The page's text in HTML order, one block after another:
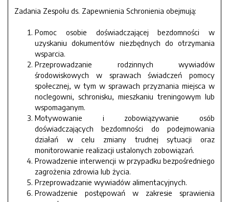
Zadania Zespołu ds. Zapewnienia Schronienia obejmują:
Pomoc osobie doświadczającej bezdomności w
uzyskaniu dokumentów niezbędnych do otrzymania
wsparcia.
Przeprowadzanie rodzinnych wywiadów
środowiskowych w sprawach świadczeń pomocy
społecznej, w tym w sprawach przyznania miejsca w
noclegowni, schronisku, mieszkaniu treningowym lub
wspomaganym.
Motywowanie i zobowiązywanie osób
doświadczających bezdomności do podejmowania
działań w celu zmiany trudnej sytuacji oraz
monitorowanie realizacji ustalonych zobowiązań.
Prowadzenie interwencji w przypadku bezpośredniego
zagrożenia zdrowia lub życia.
Przeprowadzanie wywiadów alimentacyjnych.
Prowadzenie postępowań w zakresie sprawienia